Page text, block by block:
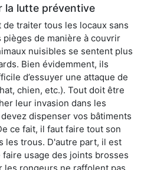
la lutte préventive
de traiter tous les locaux sans
de manière à couvrir
nuisibles se sentent plus
Bien évidemment, ils
d’essuyer une attaque de
chien, etc.). Tout doit être
leur invasion dans les
dispenser vos bâtiments
ce fait, il faut faire tout son
les trous. D'autre part, il est
usage des joints brosses
les rongeurs ne raffolent pas